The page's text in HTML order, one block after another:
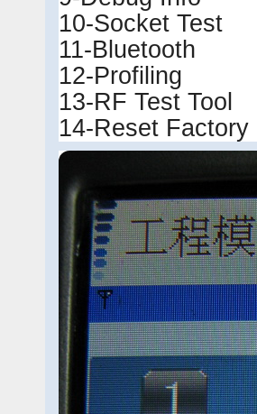
10-Socket Test
11-Bluetooth
12-Profiling
13-RF Test Tool
14-Reset Factory